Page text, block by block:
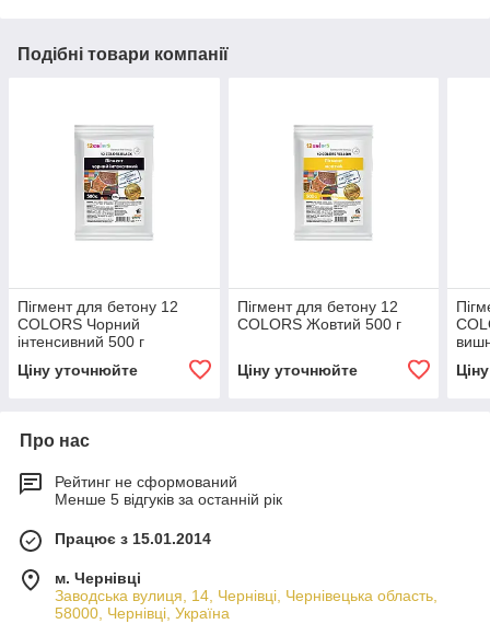
Подібні товари компанії
Пігмент для бетону 12
COLORS Чорний
інтенсивний 500 г
Ціну уточнюйте
Пігмент для бетону 12
COLORS Жовтий 500 г
Ціну уточнюйте
Про нас
Рейтинг не сформований
Менше 5 відгуків за останній рік
Працює з 15.01.2014
м. Чернівці
Заводська вулиця, 14, Чернівці, Чернівецька область,
58000, Чернівці, Україна